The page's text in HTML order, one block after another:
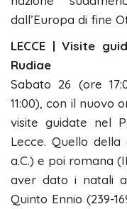
dall’Europa di fine
LECCE | Visite
Rudiae
Sabato 26 (ore
11:00), con il nuovo
visite guidate nel
Lecce. Quello
a.C.) e poi romana
aver dato i natali
Quinto Ennio (239-